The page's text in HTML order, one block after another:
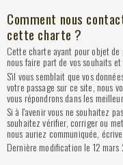
Comment nous
cette charte ?
Cette charte ayant pour objet
nous faire part de vos souhaits
S'il vous semblait que vos
votre passage sur ce site, nous
vous répondrons dans les
Si à l'avenir vous ne souhaitez
souhaitez vérifier, corriger ou
nous auriez communiquée,
Dernière modification le 12 mars